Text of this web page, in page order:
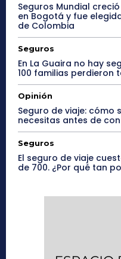
Seguros Mundial
en Bogotá y fue
de Colombia
Seguros
En La Guaira no hay
100 familias perdieron
Opinión
Seguro de viaje: cómo
necesitas antes de
Seguros
El seguro de viaje
de 700. ¿Por qué tan